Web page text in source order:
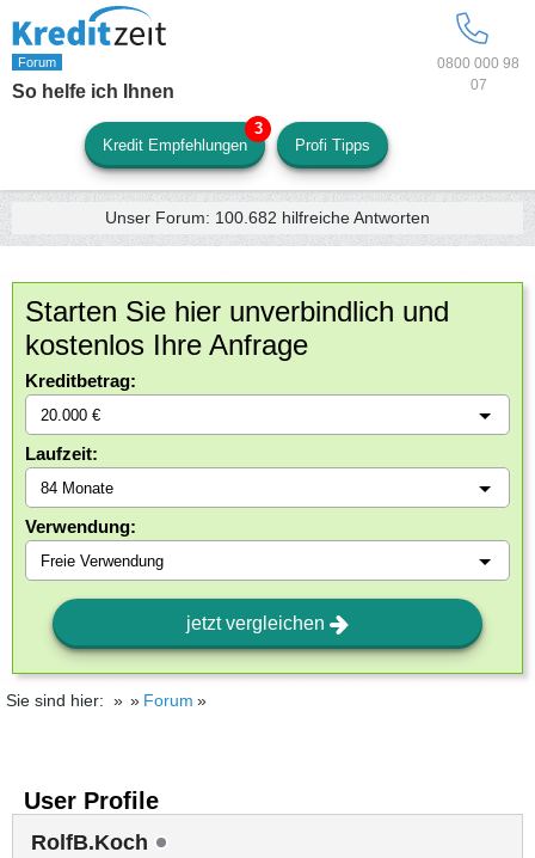
0800 000 98
07
So helfe ich Ihnen
Kredit Empfehlungen Profi Tipps
Unser Forum: 100.682 hilfreiche Antworten
Starten Sie hier unverbindlich und
kostenlos Ihre Anfrage
Kreditbetrag:
Laufzeit:
Verwendung:
jetzt vergleichen
Sie sind hier: Forum
User Profile
RolfB.Koch